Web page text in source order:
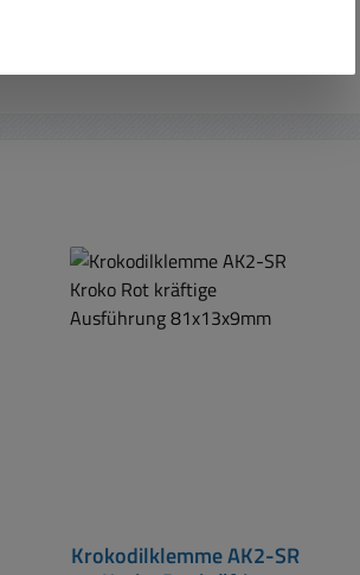
Krokodilklemme AK2-SR